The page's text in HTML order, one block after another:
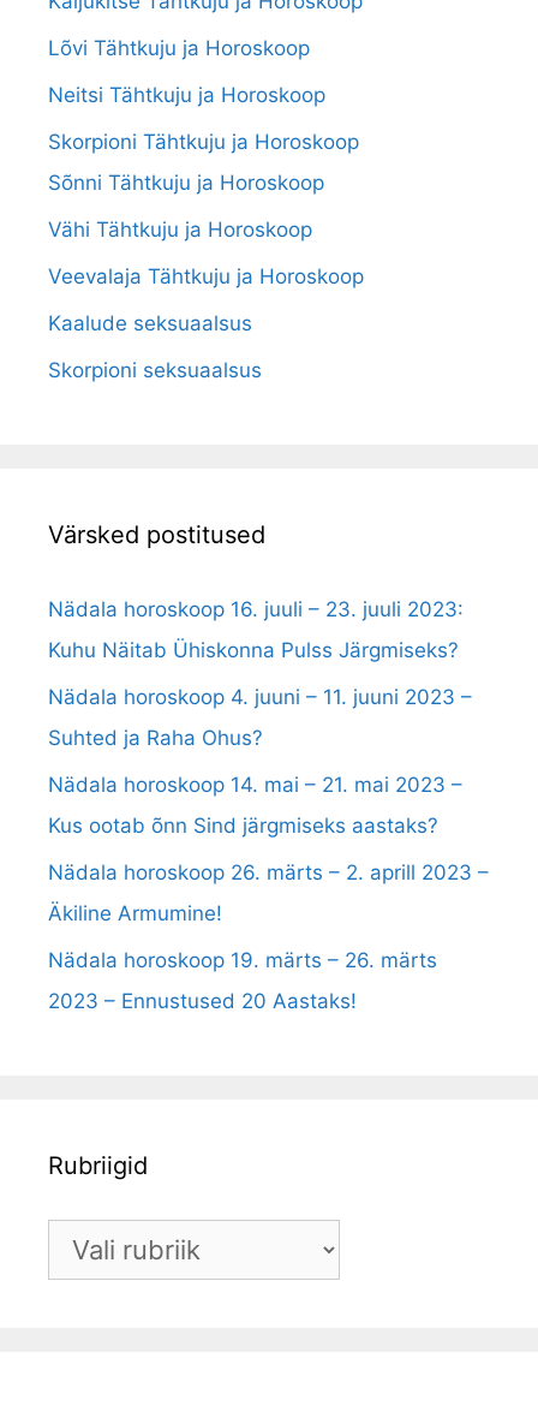
Lõvi Tähtkuju ja Horoskoop
Neitsi Tähtkuju ja Horoskoop
Skorpioni Tähtkuju ja Horoskoop
Sõnni Tähtkuju ja Horoskoop
Vähi Tähtkuju ja Horoskoop
Veevalaja Tähtkuju ja Horoskoop
Kaalude seksuaalsus
Skorpioni seksuaalsus
Värsked postitused
Nädala horoskoop 16. juuli – 23. juuli 2023:
Kuhu Näitab Ühiskonna Pulss Järgmiseks?
Nädala horoskoop 4. juuni – 11. juuni 2023 –
Suhted ja Raha Ohus?
Nädala horoskoop 14. mai – 21. mai 2023 –
Kus ootab õnn Sind järgmiseks aastaks?
Nädala horoskoop 26. märts – 2. aprill 2023 –
Äkiline Armumine!
Nädala horoskoop 19. märts – 26. märts
2023 – Ennustused 20 Aastaks!
Rubriigid